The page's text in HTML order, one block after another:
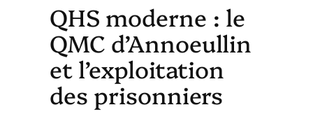
QHS moderne : le
QMC d’Annoeullin
et l’exploitation
des prisonniers